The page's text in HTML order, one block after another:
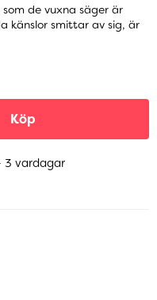
de vuxna säger är
känslor smittar av sig, är
Köp
3 vardagar